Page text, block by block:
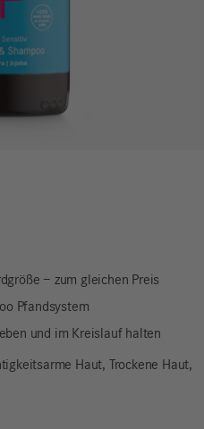
– zum gleichen Preis
Pfandsystem
und im Kreislauf halten
Haut, Trockene Haut,